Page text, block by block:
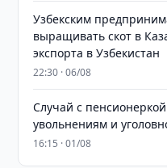
Узбекским
выращивать скот в
экспорта в Узбекистан
22:30 · 06/08
Случай с
увольнениям и
16:15 · 01/08